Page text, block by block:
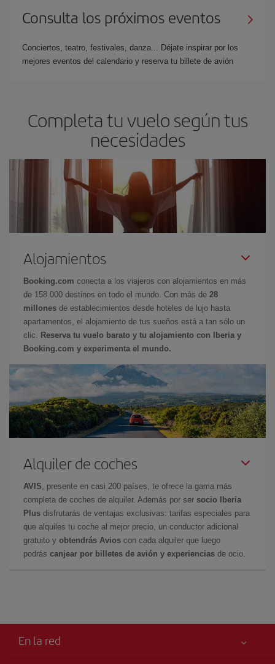
Consulta los próximos eventos
Conciertos, teatro, festivales, danza... Déjate inspirar por los
mejores eventos del calendario y reserva tu billete de avión
Completa tu vuelo según tus
necesidades
Alojamientos
Booking.com conecta a los viajeros con alojamientos en más
de 158.000 destinos en todo el mundo. Con más de 28
millones de establecimientos desde hoteles de lujo hasta
apartamentos, el alojamiento de tus sueños está a tan sólo un
clic.
Reserva tu vuelo barato y tu alojamiento con Iberia y
Booking.com y experimenta el mundo.
Alquiler de coches
AVIS , presente en casi 200 países, te ofrece la gama más
completa de coches de alquiler. Además por ser socio Iberia
Plus disfrutarás de ventajas exclusivas: tarifas especiales para
que alquiles tu coche al mejor precio, un conductor adicional
gratuito y obtendrás Avios con cada alquiler que luego
podrás canjear por billetes de avión y experiencias de ocio.
En la red